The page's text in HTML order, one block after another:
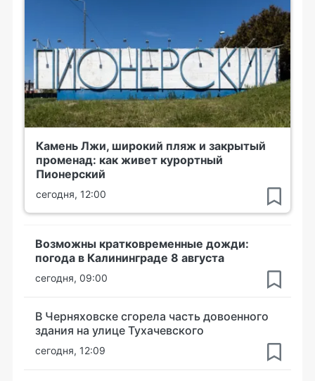
Камень Лжи, широкий пляж и закрытый
променад: как живет курортный
Пионерский
сегодня, 12:00
Возможны кратковременные дожди:
погода в Калининграде 8 августа
сегодня, 09:00
В Черняховске сгорела часть довоенного
здания на улице Тухачевского
сегодня, 12:09